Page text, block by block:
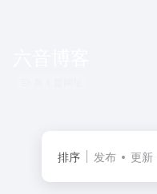
排序 发布 更新